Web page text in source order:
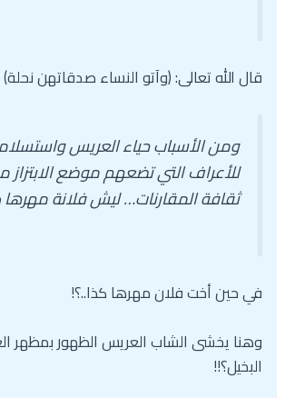
قال الله تعالى: (وآتو النساء صدقاتهن نحلة)
ومن الأسباب حياء العريس
للأعراف التي تضعهم موضع الابتزاز
ثقافة المقارنات… ليش فلانة
في حين أخت فلان مهرها كذا..؟!
وهنا يخشى الشاب العريس الظهور بمظهر
البخيل؟!!